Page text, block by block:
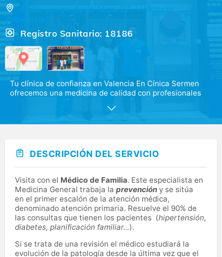
Calle Verge de la Mar, 27, Valencia
Registro Sanitario: 18186
Tu clínica de confianza en Valencia En Cínica Sermen
ofrecemos una medicina de calidad con profesionales
altamente cualificados y tecnología médica de ultima
generación. Estamos concertados con las principales
necesite el paciente. Profesionalidad y tecnología son
los pilares básicos en los que se asienta nuestra
filosofía de atención al paciente y el espíritu de
superación, lo que nos mantiene en una actualización
constante de nuestra formación y nuestra cartera de
servicios.
DESCRIPCIÓN DEL SERVICIO
Visita con el Médico de Familia. Este especialista en
Medicina General trabaja la prevención y se sitúa
en el primer escalón de la atención médica,
denominado atención primaria. Resuelve el 90% de
las consultas que tienen los pacientes (hipertensión,
diabetes, planificación familiar...).
Si se trata de una revisión el médico estudiará la
evolución de la patología desde la última vez que el